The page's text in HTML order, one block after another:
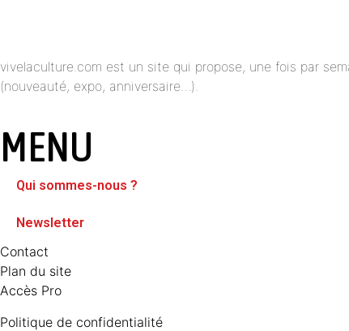
vivelaculture.com est un site qui propose, une fois par
(nouveauté, expo, anniversaire…).
MENU
Qui sommes-nous ?
Newsletter
Contact
Plan du site
Accès Pro
Politique de confidentialité